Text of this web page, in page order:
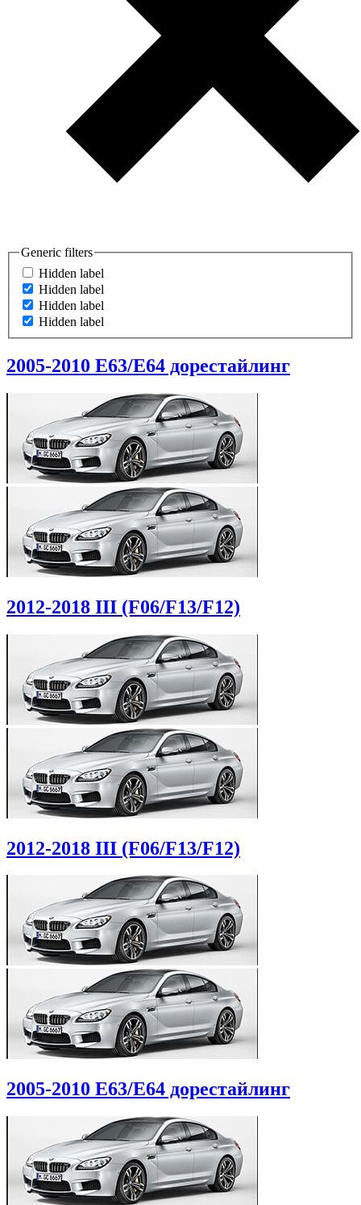
Generic filters
Hidden label
Hidden label
Hidden label
Hidden label
2005-2010 E63/E64 дорестайлинг
2012-2018 III (F06/F13/F12)
2012-2018 III (F06/F13/F12)
2005-2010 E63/E64 дорестайлинг